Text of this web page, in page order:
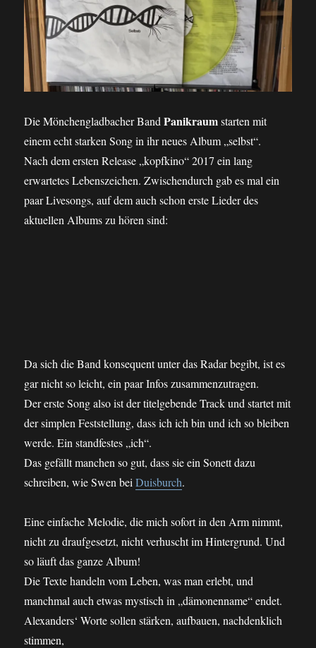
Die Mönchengladbacher BandPanikraumstarten mit
einem echt starken Song in ihr neues Album „selbst“.
Nach dem ersten Release „kopfkino“ 2017 ein lang
erwartetes Lebenszeichen. Zwischendurch gab es mal ein
paar Livesongs, auf dem auch schon erste Lieder des
aktuellen Albums zu hören sind:
Da sich die Band konsequent unter das Radar begibt, ist es
gar nicht so leicht, ein paar Infos zusammenzutragen.
Der erste Song also ist der titelgebende Track und startet mit
der simplen Feststellung, dass ich ich bin und ich so bleiben
werde. Ein standfestes „ich“.
Das gefällt manchen so gut, dass sie ein Sonett dazu
schreiben, wie Swen beiDuisburch.
Eine einfache Melodie, die mich sofort in den Arm nimmt,
nicht zu draufgesetzt, nicht verhuscht im Hintergrund. Und
so läuft das ganze Album!
Die Texte handeln vom Leben, was man erlebt, und
manchmal auch etwas mystisch in „dämonenname“ endet.
Alexanders‘ Worte sollen stärken, aufbauen, nachdenklich
stimmen,